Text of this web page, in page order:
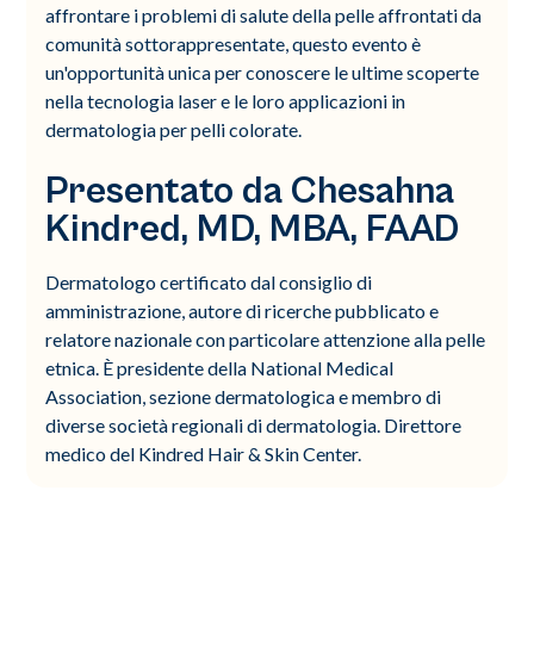
affrontare i problemi di salute della pelle affrontati da
comunità sottorappresentate, questo evento è
un'opportunità unica per conoscere le ultime scoperte
nella tecnologia laser e le loro applicazioni in
dermatologia per pelli colorate.
Presentato da Chesahna
Kindred, MD, MBA, FAAD
Dermatologo certificato dal consiglio di
amministrazione, autore di ricerche pubblicato e
relatore nazionale con particolare attenzione alla pelle
etnica. È presidente della National Medical
Association, sezione dermatologica e membro di
diverse società regionali di dermatologia. Direttore
medico del Kindred Hair & Skin Center.